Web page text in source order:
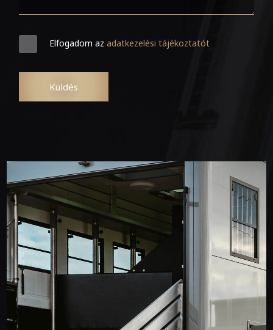
Elfogadom azadatkezelési tájékoztatót
Küldés